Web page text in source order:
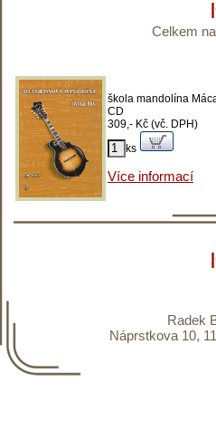
Celkem
škola mandolína
CD
309,- Kč (vč. DPH)
ks
Více informací
Radek
Náprstkova 10,